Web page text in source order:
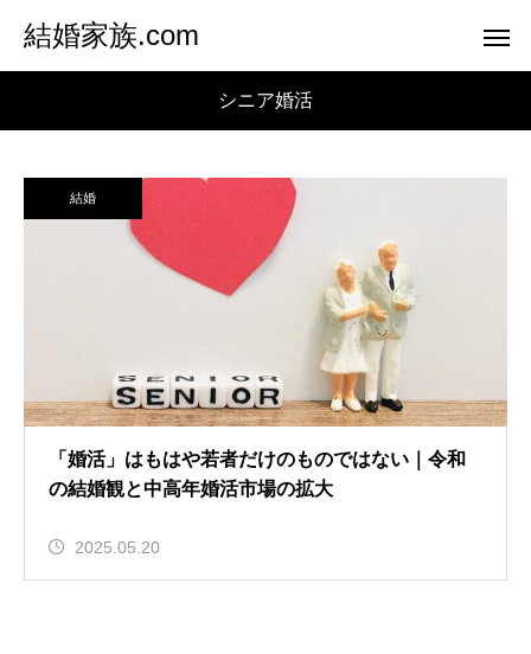
結婚家族.com
シニア婚活
結婚
「婚活」はもはや若者だけのものではない｜令和
の結婚観と中高年婚活市場の拡大
2025.05.20